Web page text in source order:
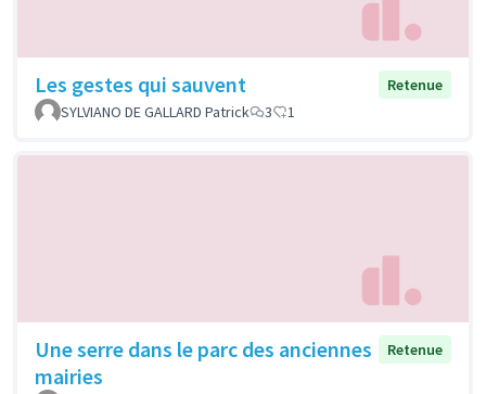
Les gestes qui sauvent
Retenue
SYLVIANO DE GALLARD Patrick
3 1
Une serre dans le parc des anciennes
mairies
Retenue